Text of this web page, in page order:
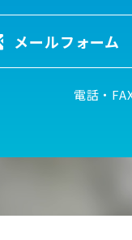
メールフォーム
電話・